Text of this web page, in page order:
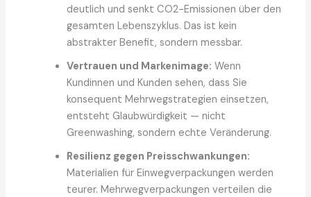
deutlich und senkt CO2-Emissionen über den
gesamten Lebenszyklus. Das ist kein
abstrakter Benefit, sondern messbar.
Vertrauen und Markenimage: Wenn
Kundinnen und Kunden sehen, dass Sie
konsequent Mehrwegstrategien einsetzen,
entsteht Glaubwürdigkeit — nicht
Greenwashing, sondern echte Veränderung.
Resilienz gegen Preisschwankungen:
Materialien für Einwegverpackungen werden
teurer. Mehrwegverpackungen verteilen die